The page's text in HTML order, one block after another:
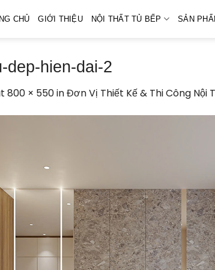
CHỦ GIỚI THIỆU NỘI THẤT TỦ BẾP SẢN
dep-hien-dai-2
800 × 550inĐơn Vị Thiết Kế & Thi Công Nội